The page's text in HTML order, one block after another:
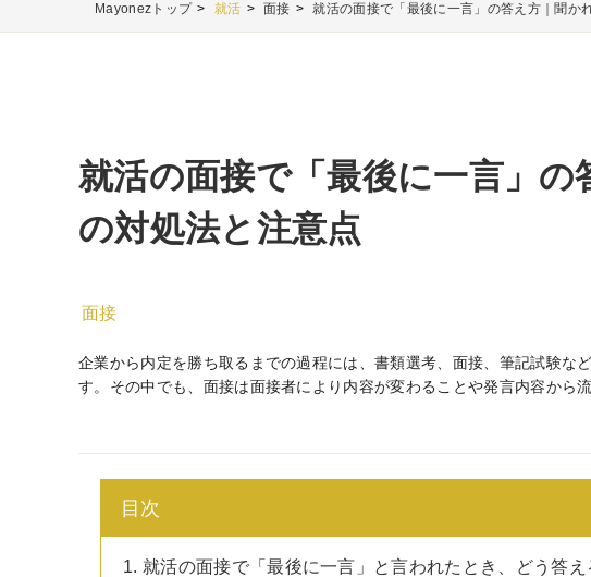
Mayonezトップ 就活 面接 就活の面接で「最後に一言」の答え方｜聞か
就活の面接で「最後に一言」の
の対処法と注意点
面接
企業から内定を勝ち取るまでの過程には、書類選考、面接、筆記試験な
す。その中でも、面接は面接者により内容が変わることや発言内容から
目次
1. 就活の面接で「最後に一言」と言われたとき、どう答え